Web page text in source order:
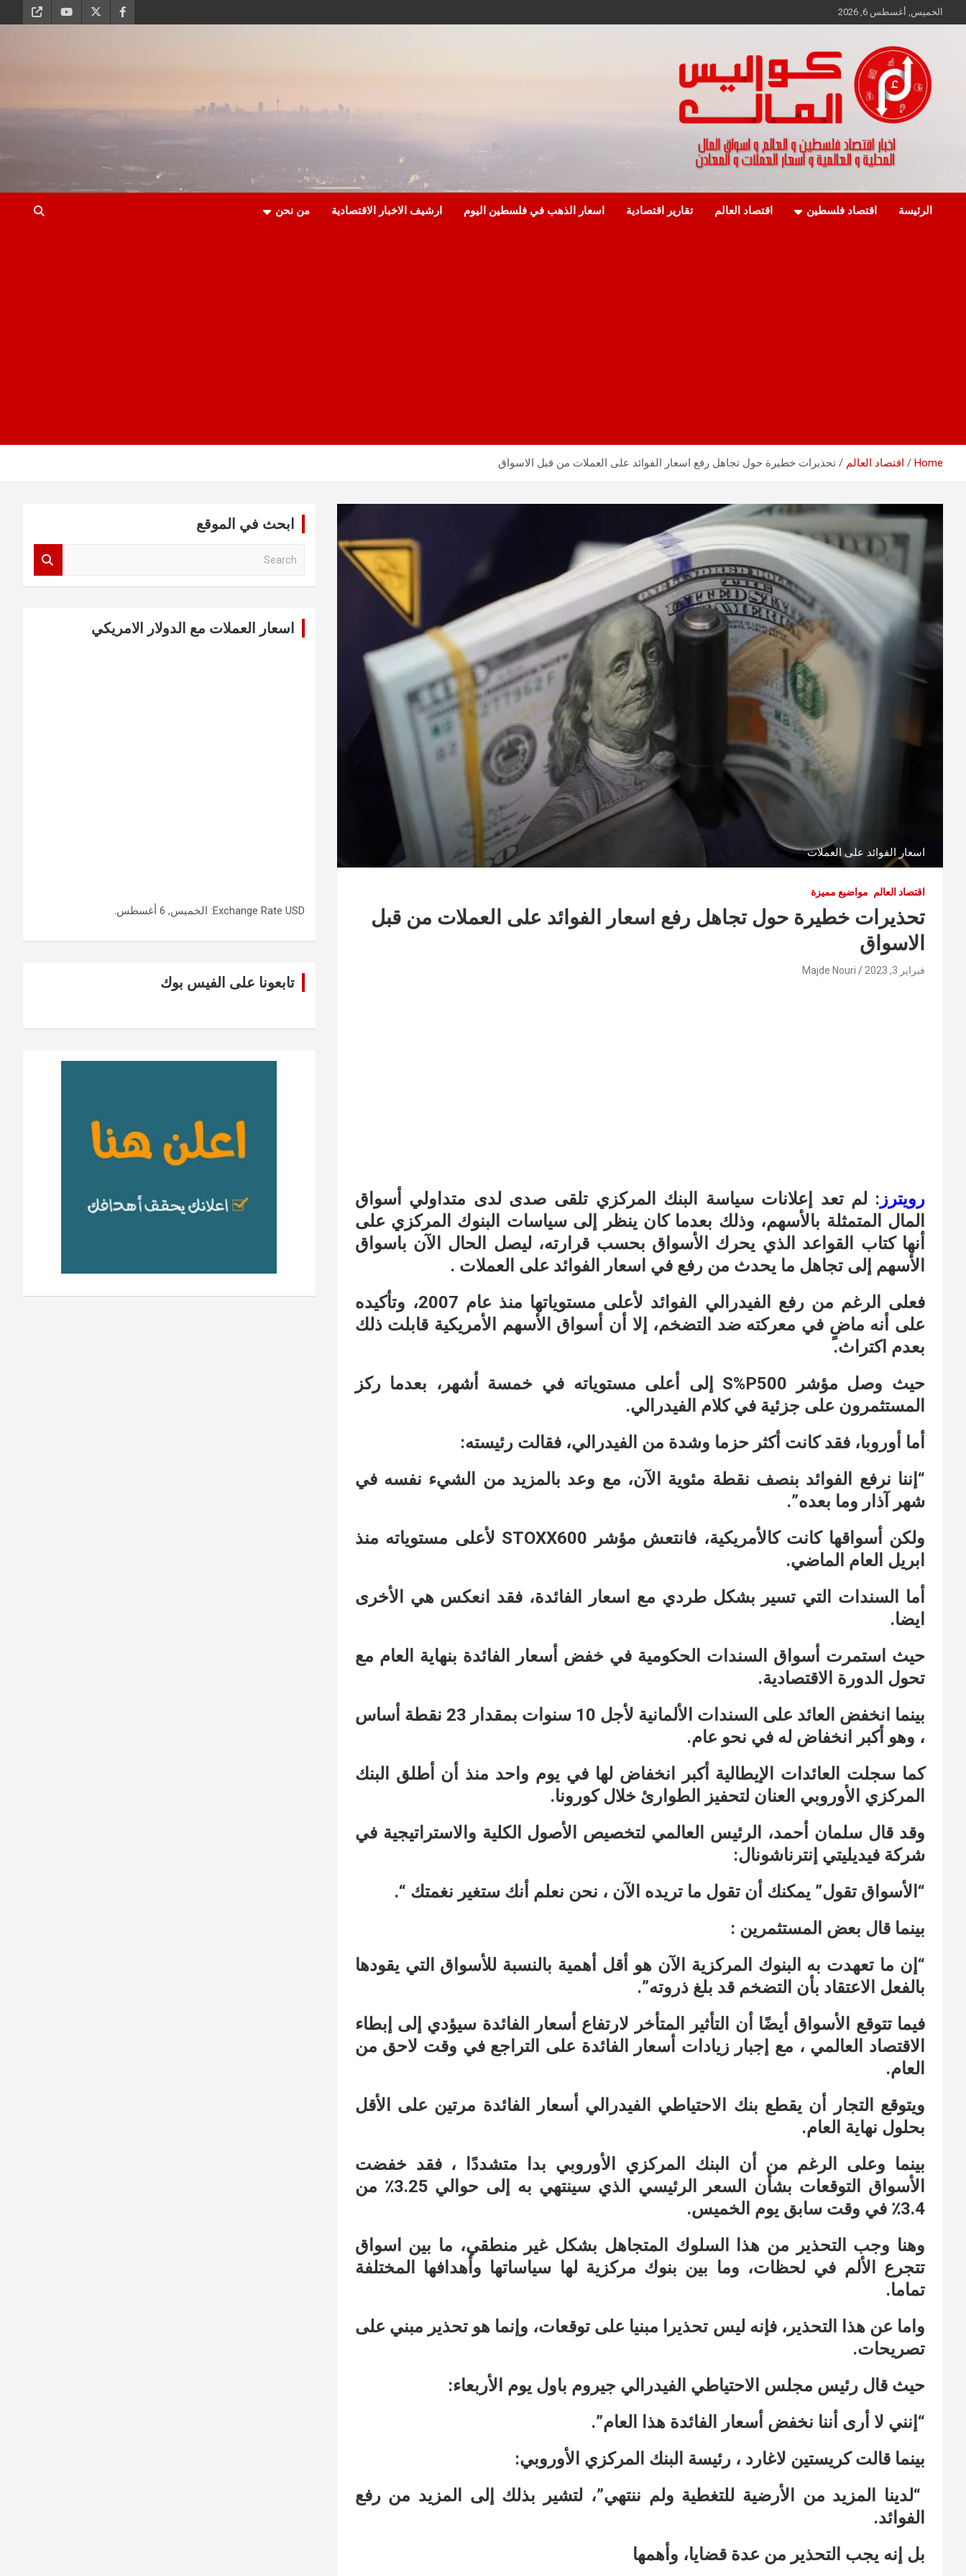
to
الخميس, أغسطس 6, 2026
كواليس المال
الرئيسة اقتصاد فلسطين اقتصاد العالم تقارير اقتصادية اسعار الذهب في فلسطين اليوم ارشيف الاخبار الاقتصادية من نحن
Home اقتصاد العالم تحذيرات خطيرة حول تجاهل رفع اسعار الفوائد على العملات من قبل الاسواق
اسعار الفوائد على العملات
اقتصاد العالم مواضيع مميزة
تحذيرات خطيرة حول تجاهل رفع اسعار الفوائد على العملات من قبل
الاسواق
فبراير 3, 2023 Majde Nouri
رويترز : لم تعد إعلانات سياسة البنك المركزي تلقى صدى لدى متداولي أسواق
المال المتمثلة بالأسهم، وذلك بعدما كان ينظر إلى سياسات البنوك المركزي على
أنها كتاب القواعد الذي يحرك الأسواق بحسب قرارته، ليصل الحال الآن باسواق
الأسهم إلى تجاهل ما يحدث من رفع في اسعار الفوائد على العملات .
فعلى الرغم من رفع الفيدرالي الفوائد لأعلى مستوياتها منذ عام 2007، وتأكيده
على أنه ماضٍ في معركته ضد التضخم، إلا أن أسواق الأسهم الأمريكية قابلت ذلك
بعدم اكتراث.
حيث وصل مؤشر S%P500 إلى أعلى مستوياته في خمسة أشهر، بعدما ركز
المستثمرون على جزئية في كلام الفيدرالي.
أما أوروبا، فقد كانت أكثر حزما وشدة من الفيدرالي، فقالت رئيسته:
“إننا نرفع الفوائد بنصف نقطة مئوية الآن، مع وعد بالمزيد من الشيء نفسه في
شهر آذار وما بعده”.
ولكن أسواقها كانت كالأمريكية، فانتعش مؤشر STOXX600 لأعلى مستوياته منذ
ابريل العام الماضي.
أما السندات التي تسير بشكل طردي مع اسعار الفائدة، فقد انعكس هي الأخرى
ايضا.
حيث استمرت أسواق السندات الحكومية في خفض أسعار الفائدة بنهاية العام مع
تحول الدورة الاقتصادية.
بينما انخفض العائد على السندات الألمانية لأجل 10 سنوات بمقدار 23 نقطة أساس
، وهو أكبر انخفاض له في نحو عام.
كما سجلت العائدات الإيطالية أكبر انخفاض لها في يوم واحد منذ أن أطلق البنك
المركزي الأوروبي العنان لتحفيز الطوارئ خلال كورونا.
وقد قال سلمان أحمد، الرئيس العالمي لتخصيص الأصول الكلية والاستراتيجية في
شركة فيديليتي إنترناشونال:
“الأسواق تقول” يمكنك أن تقول ما تريده الآن ، نحن نعلم أنك ستغير نغمتك “.
بينما قال بعض المستثمرين :
“إن ما تعهدت به البنوك المركزية الآن هو أقل أهمية بالنسبة للأسواق التي يقودها
بالفعل الاعتقاد بأن التضخم قد بلغ ذروته”.
فيما تتوقع الأسواق أيضًا أن التأثير المتأخر لارتفاع أسعار الفائدة سيؤدي إلى إبطاء
الاقتصاد العالمي ، مع إجبار زيادات أسعار الفائدة على التراجع في وقت لاحق من
العام.
ويتوقع التجار أن يقطع بنك الاحتياطي الفيدرالي أسعار الفائدة مرتين على الأقل
بحلول نهاية العام.
بينما وعلى الرغم من أن البنك المركزي الأوروبي بدا متشددًا ، فقد خفضت
الأسواق التوقعات بشأن السعر الرئيسي الذي سينتهي به إلى حوالي 3.25٪ من
3.4٪ في وقت سابق يوم الخميس.
وهنا وجب التحذير من هذا السلوك المتجاهل بشكل غير منطقي، ما بين اسواق
تتجرع الألم في لحظات، وما بين بنوك مركزية لها سياساتها وأهدافها المختلفة
تماما.
واما عن هذا التحذير، فإنه ليس تحذيرا مبنيا على توقعات، وإنما هو تحذير مبني على
تصريحات.
حيث قال رئيس مجلس الاحتياطي الفيدرالي جيروم باول يوم الأربعاء:
“إنني لا أرى أننا نخفض أسعار الفائدة هذا العام”.
بينما قالت كريستين لاغارد ، رئيسة البنك المركزي الأوروبي:
“لدينا المزيد من الأرضية للتغطية ولم ننتهي”، لتشير بذلك إلى المزيد من رفع
الفوائد.
بل إنه يجب التحذير من عدة قضايا، وأهمها
ابحث في الموقع
اسعار العملات مع الدولار الامريكي
Exchange Rate USD : الخميس, 6 أغسطس.
تابعونا على الفيس بوك